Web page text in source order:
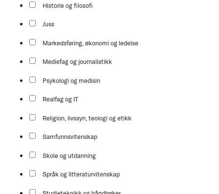
Historie og filosofi
Juss
Markedsføring, økonomi og ledelse
Mediefag og journalistikk
Psykologi og medisin
Realfag og IT
Religion, livssyn, teologi og etikk
Samfunnsvitenskap
Skole og utdanning
Språk og litteraturvitenskap